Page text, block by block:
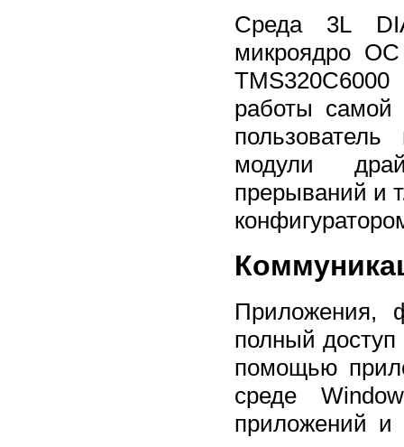
Среда 3L
микроядро
работы самой
модули
прерываний и
Приложения,
полный
помощью
среде
приложений и